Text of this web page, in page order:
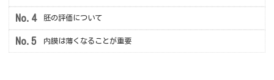
胚の評価について
内膜は薄くなることが重要